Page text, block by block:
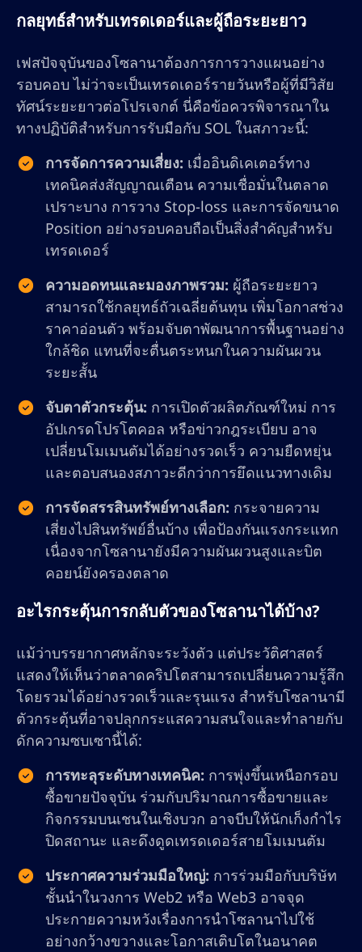
กลยุทธ์สำหรับเทรดเดอร์และผู้ถือระยะยาว
เฟสปัจจุบันของโซลานาต้องการการวางแผนอย่าง
รอบคอบ ไม่ว่าจะเป็นเทรดเดอร์รายวันหรือผู้ที่มีวิสัย
ทัศน์ระยะยาวต่อโปรเจกต์ นี่คือข้อควรพิจารณาใน
ทางปฏิบัติสำหรับการรับมือกับ SOL ในสภาวะนี้:
การจัดการความเสี่ยง: เมื่ออินดิเคเตอร์ทาง
เทคนิคส่งสัญญาณเตือน ความเชื่อมั่นในตลาด
เปราะบาง การวาง Stop-loss และการจัดขนาด
Position อย่างรอบคอบถือเป็นสิ่งสำคัญสำหรับ
เทรดเดอร์
ความอดทนและมองภาพรวม: ผู้ถือระยะยาว
สามารถใช้กลยุทธ์ถัวเฉลี่ยต้นทุน เพิ่มโอกาสช่วง
ราคาอ่อนตัว พร้อมจับตาพัฒนาการพื้นฐานอย่าง
ใกล้ชิด แทนที่จะตื่นตระหนกในความผันผวน
ระยะสั้น
จับตาตัวกระตุ้น: การเปิดตัวผลิตภัณฑ์ใหม่ การ
อัปเกรดโปรโตคอล หรือข่าวกฎระเบียบ อาจ
เปลี่ยนโมเมนตัมได้อย่างรวดเร็ว ความยืดหยุ่น
และตอบสนองสภาวะดีกว่าการยึดแนวทางเดิม
การจัดสรรสินทรัพย์ทางเลือก: กระจายความ
เสี่ยงไปสินทรัพย์อื่นบ้าง เพื่อป้องกันแรงกระแทก
เนื่องจากโซลานายังมีความผันผวนสูงและบิต
คอยน์ยังครองตลาด
อะไรกระตุ้นการกลับตัวของโซลานาได้บ้าง?
แม้ว่าบรรยากาศหลักจะระวังตัว แต่ประวัติศาสตร์
แสดงให้เห็นว่าตลาดคริปโตสามารถเปลี่ยนความรู้สึก
โดยรวมได้อย่างรวดเร็วและรุนแรง สำหรับโซลานามี
ตัวกระตุ้นที่อาจปลุกกระแสความสนใจและทำลายกับ
ดักความซบเซานี้ได้:
การทะลุระดับทางเทคนิค: การพุ่งขึ้นเหนือกรอบ
ซื้อขายปัจจุบัน ร่วมกับปริมาณการซื้อขายและ
กิจกรรมบนเชนในเชิงบวก อาจบีบให้นักเก็งกำไร
ปิดสถานะ และดึงดูดเทรดเดอร์สายโมเมนตัม
ประกาศความร่วมมือใหญ่: การร่วมมือกับบริษัท
ชั้นนำในวงการ Web2 หรือ Web3 อาจจุด
ประกายความหวังเรื่องการนำโซลานาไปใช้
อย่างกว้างขวางและโอกาสเติบโตในอนาคต